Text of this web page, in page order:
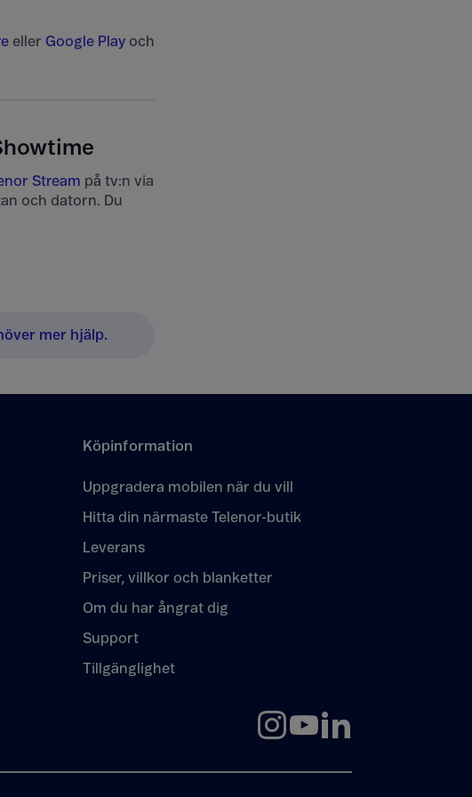
eller Google Play och
Stream på tv:n via
och datorn. Du
mer hjälp.
Köpinformation
Uppgradera mobilen när du vill
Hitta din närmaste Telenor-butik
Leverans
Priser, villkor och blanketter
Om du har ångrat dig
Support
Tillgänglighet